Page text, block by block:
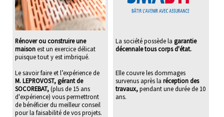
Rénover ou construire une
maisonest un exercice délicat
puisque tout y est imbriqué.
Le savoir faire et l’expérience de
M. LEPROVOST, gérant de
SOCOREBAT,(plus de 15 ans
d'expérience) vous permettront
de bénéficier du meilleur conseil
pour la faisabilité de vos projets.
La société possède la garantie
décennale tous corps d'état.
Elle couvre les dommages
survenus après laréception des
travaux,pendant une durée de 10
ans.